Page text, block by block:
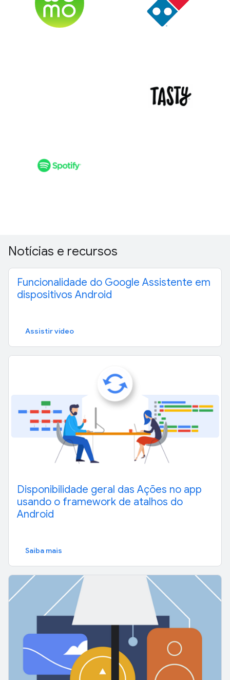
Notícias e recursos
Funcionalidade do Google Assistente em
dispositivos Android
Assistir vídeo
Disponibilidade geral das Ações no app
usando o framework de atalhos do
Android
Saiba mais